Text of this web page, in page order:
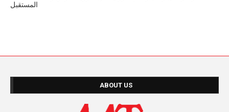
المستقبل
ABOUT US